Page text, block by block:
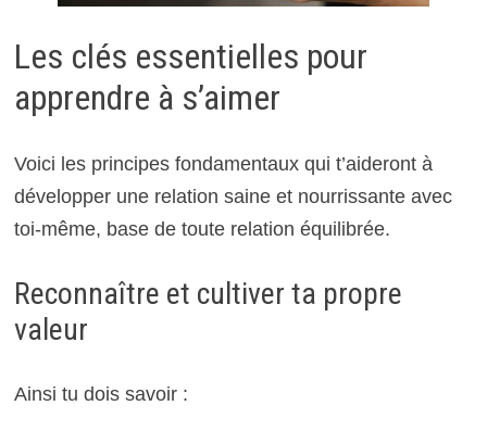
Les clés essentielles pour
apprendre à s’aimer
Voici les principes fondamentaux qui t’aideront à
développer une relation saine et nourrissante avec
toi-même, base de toute relation équilibrée.
Reconnaître et cultiver ta propre
valeur
Ainsi tu dois savoir :